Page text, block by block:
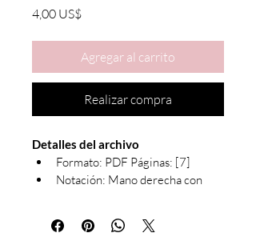
4,00 US$Precio
Agregar al carrito
Realizar compra
Detalles del archivo
Formato: PDF Páginas: [7]
Notación: Mano derecha con
Debido a la naturaleza de los productos